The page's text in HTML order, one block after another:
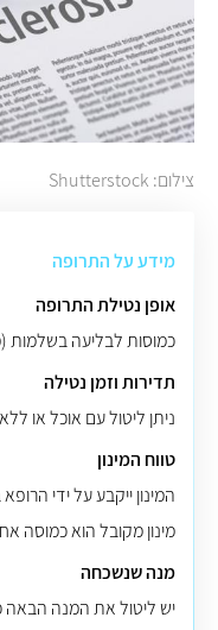
צילום: Shutterstock
מידע על התרופה
אופן נטילת התרופה
כמוסות לבליעה בשלמות
תדירות וזמן נטילה
ניתן ליטול עם אוכל או
טווח המינון
המינון ייקבע על ידי
מינון מקובל הוא כמוסה אחת ביום,
מנה שנשכחה
יש ליטול את המנה הבאה